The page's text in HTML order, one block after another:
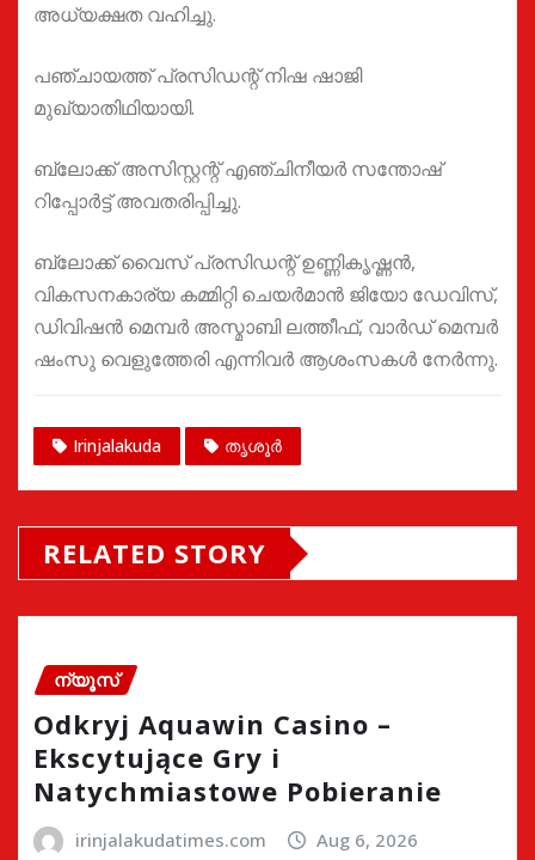
അധ്യക്ഷത വഹിച്ചു.
പഞ്ചായത്ത് പ്രസിഡന്റ് നിഷ ഷാജി
മുഖ്യാതിഥിയായി.
ബ്ലോക്ക്‌ അസിസ്റ്റന്റ് എഞ്ചിനീയർ സന്തോഷ്‌
റിപ്പോർട്ട് അവതരിപ്പിച്ചു.
ബ്ലോക്ക്‌ വൈസ് പ്രസിഡന്റ് ഉണ്ണികൃഷ്ണൻ,
വികസനകാര്യ കമ്മിറ്റി ചെയർമാൻ ജിയോ ഡേവിസ്,
ഡിവിഷൻ മെമ്പർ അസ്മാബി ലത്തീഫ്, വാർഡ് മെമ്പർ
ഷംസു വെളുത്തേരി എന്നിവർ ആശംസകൾ നേർന്നു.
Irinjalakuda തൃശൂർ
RELATED STORY
ന്യൂസ്
Odkryj Aquawin Casino –
Ekscytujące Gry i
Natychmiastowe Pobieranie
irinjalakudatimes.com Aug 6, 2026